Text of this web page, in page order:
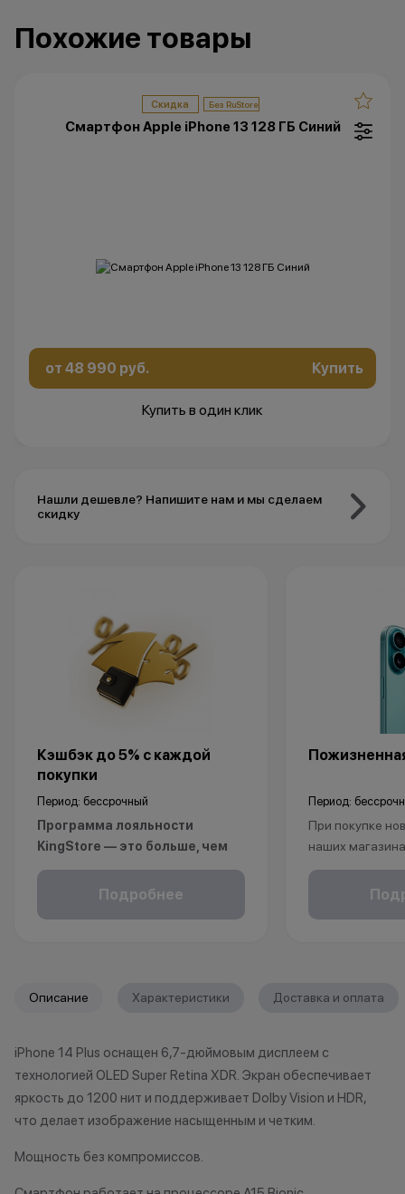
Похожие товары
Скидка
Смартфон Apple iPhone 13 128 ГБ Синий
от 48 990 руб. Купить
Купить в один клик
Нашли дешевле? Напишите нам и мы сделаем
скидку
Кэшбэк до 5% с каждой
покупки
Период: бессрочный
Программа лояльности
KingStore — это больше, чем
просто бонусы.
Покупайте технику и аксессуары,
За покупки начисляются бонусные
Как можно использовать
баллы
оплатить:
Подробнее
Период:
При покупке
наших
рассрочку,
безналичному
*Акции и
*Данная акция
Описание Характеристики Доставка и оплата
iPhone 14 Plus оснащен 6,7-дюймовым дисплеем с
технологией OLED Super Retina XDR. Экран обеспечивает
яркость до 1200 нит и поддерживает Dolby Vision и HDR,
что делает изображение насыщенным и четким.
Мощность без компромиссов.